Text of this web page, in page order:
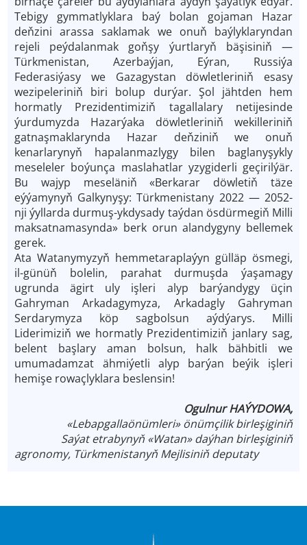
Tebigy gymmatlyklara baý bolan gojaman Hazar
deňzini arassa saklamak we onuň baýlyklaryndan
rejeli peýdalanmak goňşy ýurtlaryň bäşisiniň —
Türkmenistan, Azerbaýjan, Eýran, Russiýa
Federasiýasy we Gazagystan döwletleriniň esasy
wezipeleriniň biri bolup durýar. Şol jähtden hem
hormatly Prezidentimiziň tagallalary netijesinde
ýurdumyzda Hazarýaka döwletleriniň wekilleriniň
gatnaşmaklarynda Hazar deňziniň we onuň
kenarlarynyň hapalanmazlygy bilen baglanyşykly
meseleler boýunça maslahatlar yzygiderli geçirilýär.
Bu wajyp meseläniň «Berkarar döwletiň täze
eýýamynyň Galkynyşy: Türkmenistany 2022 — 2052-
nji ýyllarda durmuş-ykdysady taýdan ösdürmegiň Milli
maksatnamasynda» berk orun alandygyny bellemek
gerek.
Ata Watanymyzyň hemmetaraplaýyn gülläp ösmegi,
il-günüň bolelin, parahat durmuşda ýaşamagy
ugrunda ägirt uly işleri alyp barýandygy üçin
Gahryman Arkadagymyza, Arkadagly Gahryman
Serdarymyza köp sagbolsun aýdýarys. Milli
Liderimiziň we hormatly Prezidentimiziň janlary sag,
belent başlary aman bolsun, halk bähbitli we
umumadamzat ähmiýetli alyp barýan beýik işleri
hemişe rowaçlyklara beslensin!
Ogulnur HAÝYDOWA,
«Lebapgallaönümleri» önümçilik birleşiginiň
Saýat etrabynyň «Watan» daýhan birleşiginiň
agronomy, Türkmenistanyň Mejlisiniň deputaty